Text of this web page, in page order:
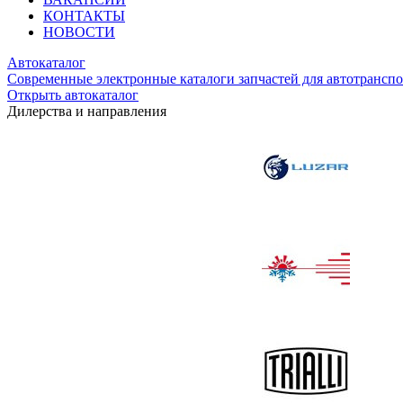
КОНТАКТЫ
НОВОСТИ
Автокаталог
Современные электронные каталоги запчастей для
Открыть автокаталог
Дилерства и направления